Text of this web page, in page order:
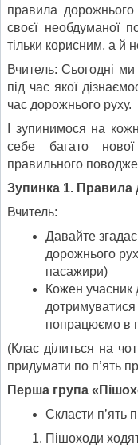
правила
своєї необдуманої
тільки корисним, а й
Вчитель: Сьогодні
під час якої
час дорожнього руху.
І зупинимося на
себе багато
правильного
Зупинка 1. Правила
Вчитель:
Давайте
дорожнього
пасажири)
Кожен учасник
попрацюємо в
(Клас ділиться на
придумати по п’ять
Перша група
Скласти п’ять
Пішоходи